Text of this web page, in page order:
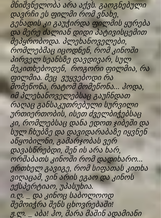
მნიშვნელობა არა აქვს. გაოგნებული
დავრჩი ეს ფილმი რომ ვნახე,
გენადის კი გაუჭირდა ფილმის ყურება
და მერე ძალიან დიდი პატივისცემით
მეპყრობოდა. პლეხანოველები,
რომლებმაც იცოდნენ, რომ კინოში
პირველ სეანსზე დავდივარ, სულ
მეკითხებოდენ, როგორი ფილმია, რა
ფილმია. მეც ვუყვებოდი რა
მომეწონა, რატომ მომეწონა... ჰოდა,
იმ პლეხანოველებსაც გაუჩნდათ
რაღაც განსაკუთრებული სურვილი
ურთიერთობის, ისეთ ძველბიჭებსაც
კი, რომლებსაც დანა ედოთ ჯიბეში და
სულ ჩხუბზე და დავიდარაბაზე იყვნენ
აწყობილნი, გამარჯობას ვერ
დავასწრებდი, შენ ის არა ხარ,
ორშაბათს კინოში რომ დადიხარო...
ერთხელ გავიგე, რომ სიფათას კითხა
ვიღაცამ, ვინ არის ეგაო და კინოს
ექსპერტიაო, უპასუხია.
ი.ღ. _ და კინოც საბოლოოდ
შემოიჭრა შენს ცხოვრებაში!
ჟ.ლ. _ აბა! ჰო, მარა მაშინ ადამიანი